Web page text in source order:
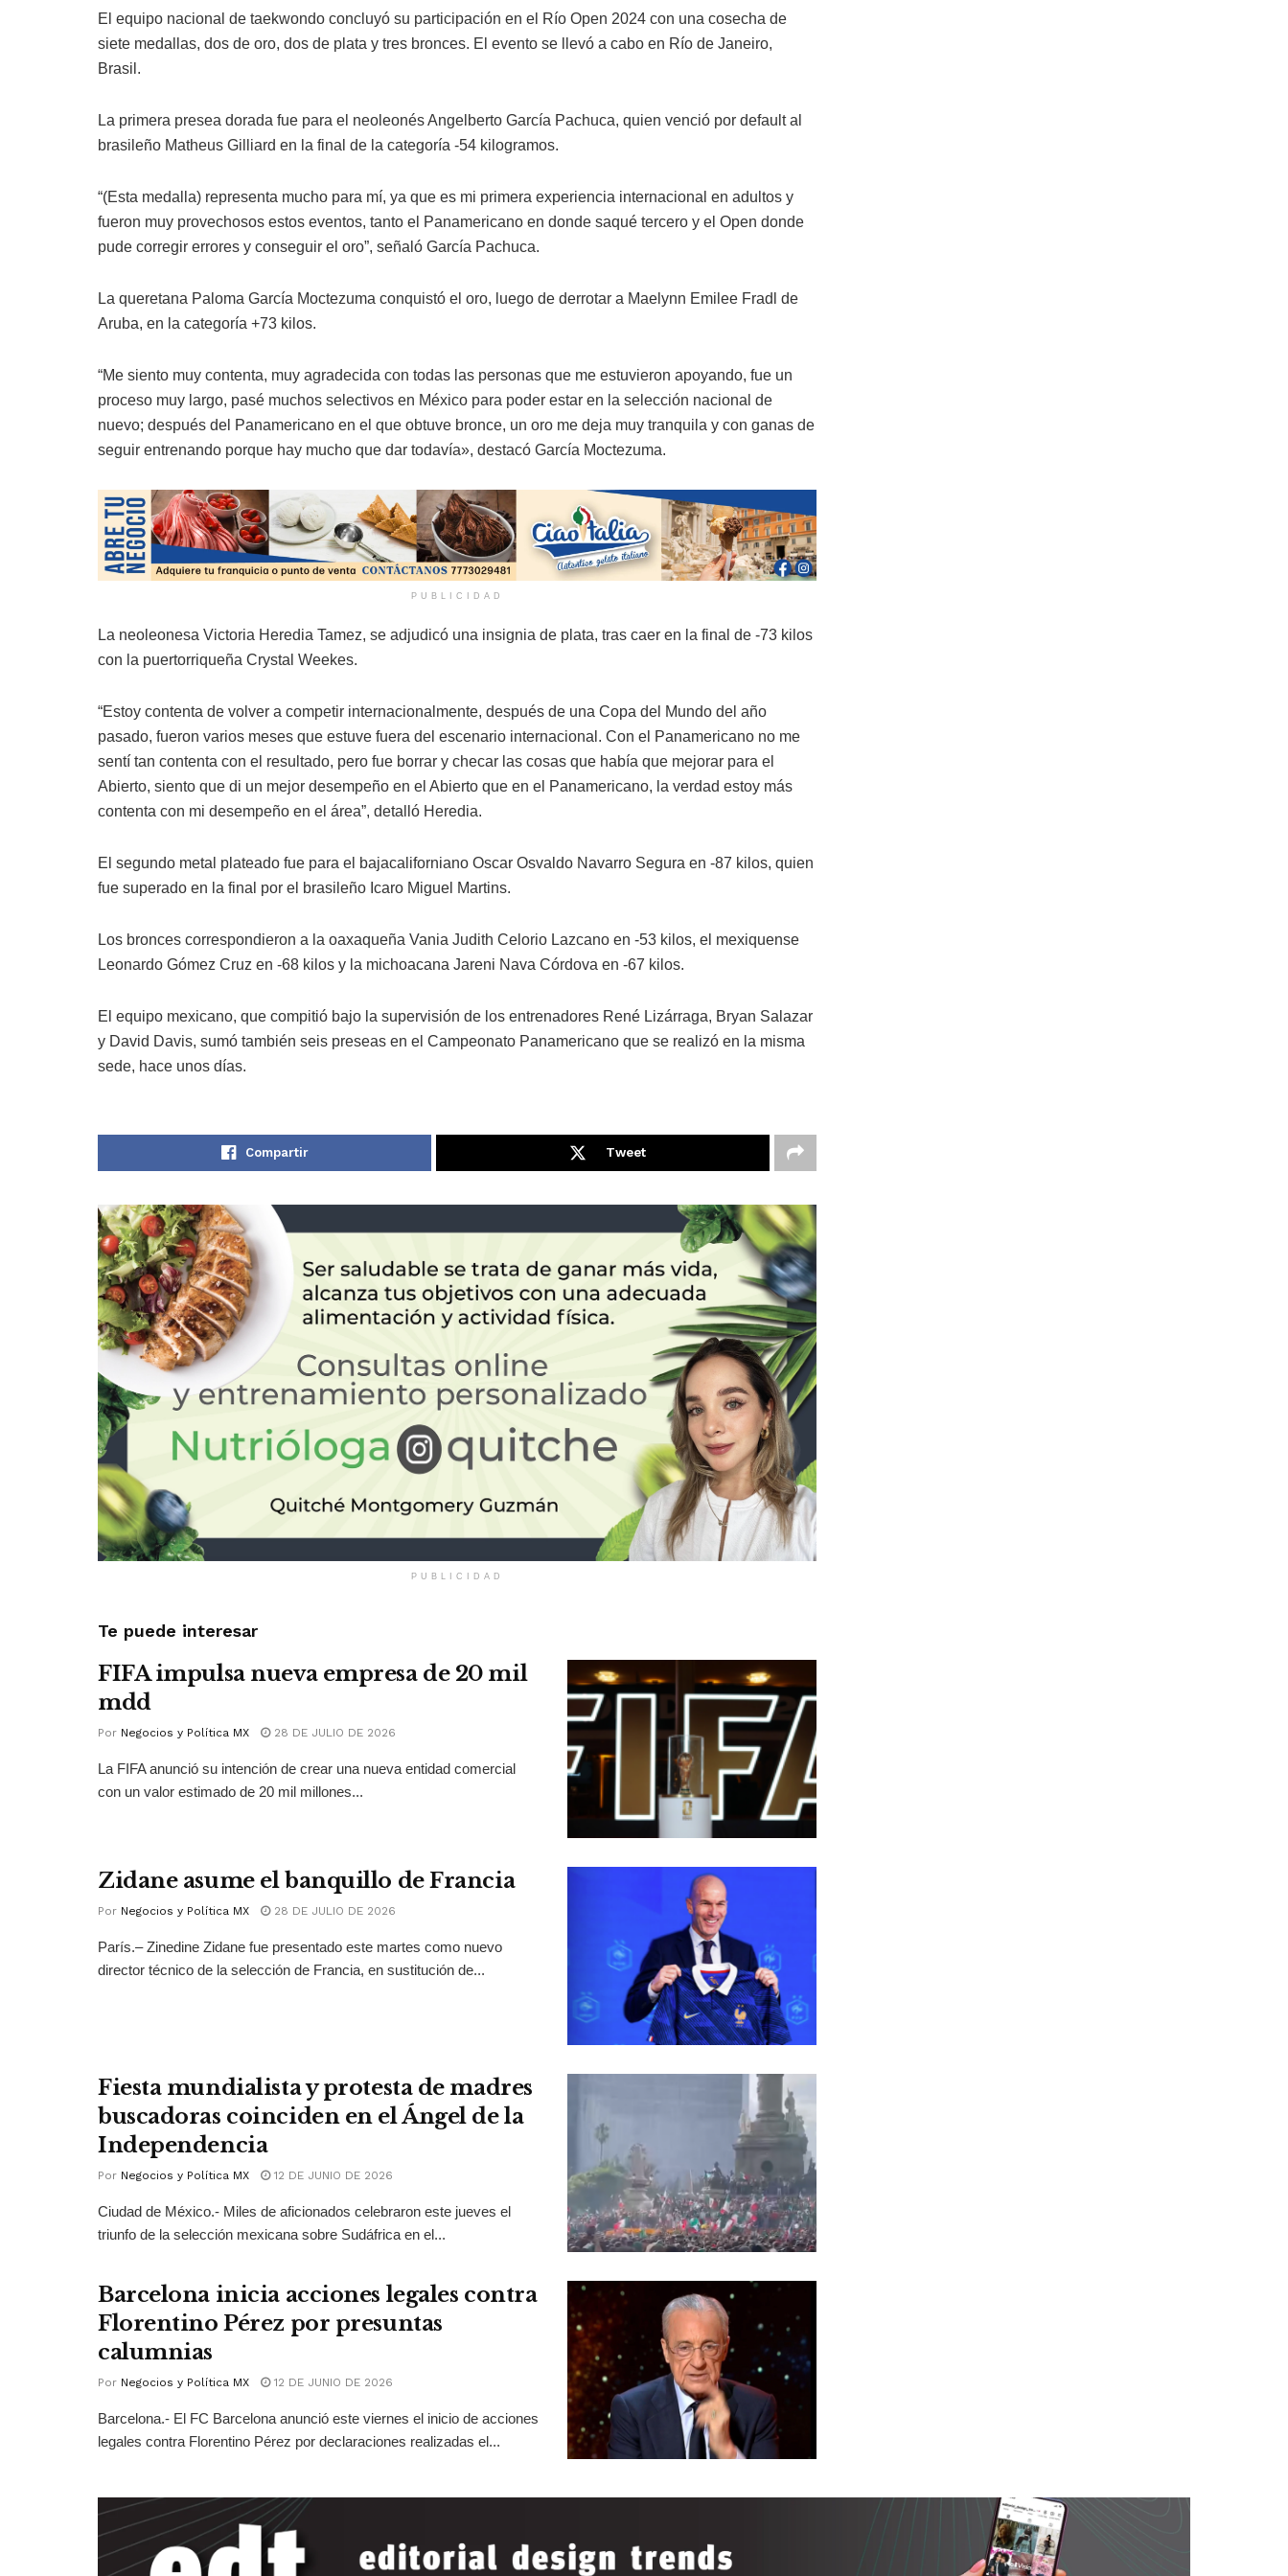
El equipo nacional de taekwondo concluyó su participación en el Río Open 2024 con una cosecha de
siete medallas, dos de oro, dos de plata y tres bronces. El evento se llevó a cabo en Río de Janeiro,
Brasil.
La primera presea dorada fue para el neoleonés Angelberto García Pachuca, quien venció por default al
brasileño Matheus Gilliard en la final de la categoría -54 kilogramos.
“(Esta medalla) representa mucho para mí, ya que es mi primera experiencia internacional en adultos y
fueron muy provechosos estos eventos, tanto el Panamericano en donde saqué tercero y el Open donde
pude corregir errores y conseguir el oro”, señaló García Pachuca.
La queretana Paloma García Moctezuma conquistó el oro, luego de derrotar a Maelynn Emilee Fradl de
Aruba, en la categoría +73 kilos.
“Me siento muy contenta, muy agradecida con todas las personas que me estuvieron apoyando, fue un
proceso muy largo, pasé muchos selectivos en México para poder estar en la selección nacional de
nuevo; después del Panamericano en el que obtuve bronce, un oro me deja muy tranquila y con ganas de
seguir entrenando porque hay mucho que dar todavía», destacó García Moctezuma.
PUBLICIDAD
La neoleonesa Victoria Heredia Tamez, se adjudicó una insignia de plata, tras caer en la final de -73 kilos
con la puertorriqueña Crystal Weekes.
“Estoy contenta de volver a competir internacionalmente, después de una Copa del Mundo del año
pasado, fueron varios meses que estuve fuera del escenario internacional. Con el Panamericano no me
sentí tan contenta con el resultado, pero fue borrar y checar las cosas que había que mejorar para el
Abierto, siento que di un mejor desempeño en el Abierto que en el Panamericano, la verdad estoy más
contenta con mi desempeño en el área”, detalló Heredia.
El segundo metal plateado fue para el bajacaliforniano Oscar Osvaldo Navarro Segura en -87 kilos, quien
fue superado en la final por el brasileño Icaro Miguel Martins.
Los bronces correspondieron a la oaxaqueña Vania Judith Celorio Lazcano en -53 kilos, el mexiquense
Leonardo Gómez Cruz en -68 kilos y la michoacana Jareni Nava Córdova en -67 kilos.
El equipo mexicano, que compitió bajo la supervisión de los entrenadores René Lizárraga, Bryan Salazar
y David Davis, sumó también seis preseas en el Campeonato Panamericano que se realizó en la misma
sede, hace unos días.
Compartir Tweet
PUBLICIDAD
Te puede interesar
FIFA impulsa nueva empresa de 20 mil
mdd
Por Negocios y Política MX 28 DE JULIO DE 2026
La FIFA anunció su intención de crear una nueva entidad comercial
con un valor estimado de 20 mil millones...
Zidane asume el banquillo de Francia
Por Negocios y Política MX 28 DE JULIO DE 2026
París.– Zinedine Zidane fue presentado este martes como nuevo
director técnico de la selección de Francia, en sustitución de...
Fiesta mundialista y protesta de madres
buscadoras coinciden en el Ángel de la
Independencia
Por Negocios y Política MX 12 DE JUNIO DE 2026
Ciudad de México.- Miles de aficionados celebraron este jueves el
triunfo de la selección mexicana sobre Sudáfrica en el...
Barcelona inicia acciones legales contra
Florentino Pérez por presuntas
calumnias
Por Negocios y Política MX 12 DE JUNIO DE 2026
Barcelona.- El FC Barcelona anunció este viernes el inicio de acciones
legales contra Florentino Pérez por declaraciones realizadas el...